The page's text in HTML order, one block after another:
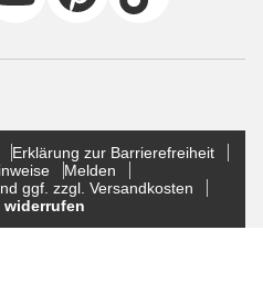
Erklärung zur Barrierefreiheit
Melden
ggf. zzgl. Versandkosten
widerrufen